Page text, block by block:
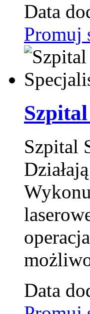
Data
Promuj
Szpital
Data